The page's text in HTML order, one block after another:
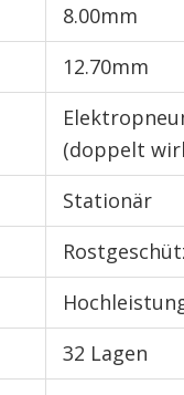
8.00mm
12.70mm
(doppelt
Stationär
32 Lagen